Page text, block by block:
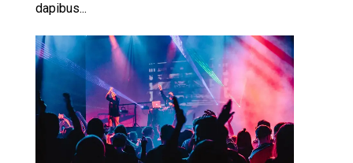
dapibus...